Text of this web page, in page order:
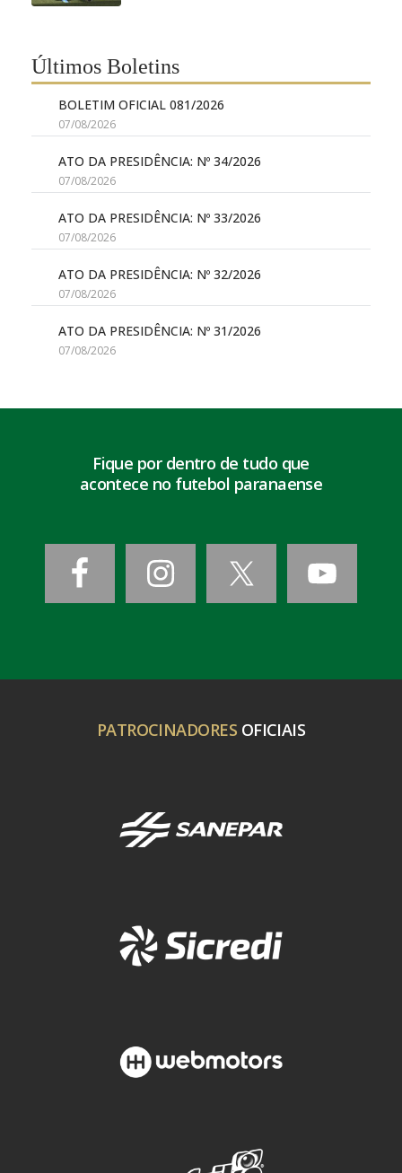
Últimos Boletins
BOLETIM OFICIAL 081/2026
07/08/2026
ATO DA PRESIDÊNCIA: Nº 34/2026
07/08/2026
ATO DA PRESIDÊNCIA: Nº 33/2026
07/08/2026
ATO DA PRESIDÊNCIA: Nº 32/2026
07/08/2026
ATO DA PRESIDÊNCIA: Nº 31/2026
07/08/2026
Fique por dentro de tudo que
acontece no futebol paranaense
PATROCINADORES OFICIAIS